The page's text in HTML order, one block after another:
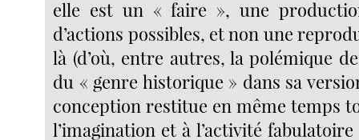
elle est un « faire », une
d’actions possibles, et non une
là (d’où, entre autres, la polémique
du « genre historique » dans sa
conception restitue en même temps
l’imagination et à l’activité